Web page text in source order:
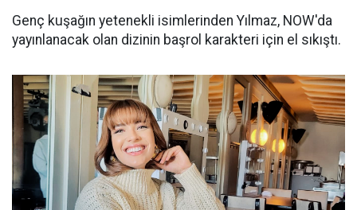
Genç kuşağın yetenekli isimlerinden Yılmaz, NOW'da
yayınlanacak olan dizinin başrol karakteri için el sıkıştı.